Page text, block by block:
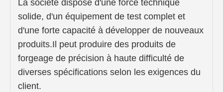
La société dispose d'une force technique
solide, d'un équipement de test complet et
d'une forte capacité à développer de nouveaux
produits.Il peut produire des produits de
forgeage de précision à haute difficulté de
diverses spécifications selon les exigences du
client.